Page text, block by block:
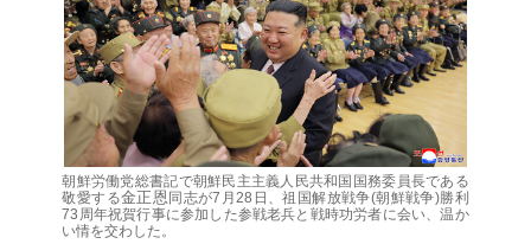
朝鮮労働党総書記で朝鮮民主主義人民共和国 国務委員長である
敬愛する金正恩 同志が7月28日、祖国解放戦争(朝鮮戦争)勝利
73周年祝賀行事に参加した参戦老兵と戦時功労者に会い、温か
い情を交わした。